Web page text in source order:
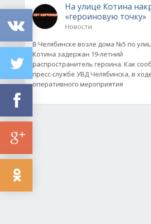
На улице Котина
«героиновую точку»
Новости
В Челябинске возле дома №5 по
Котина задержан 19-летний
распространитель героина. Как
пресс-службе УВД Челябинска, в
оперативного мероприятия